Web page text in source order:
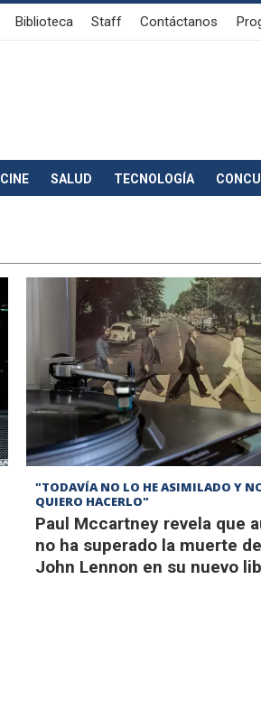
Biblioteca Staff Contáctanos
CINE SALUD TECNOLOGÍA
"TODAVÍA NO LO HE ASIMILADO Y
QUIERO HACERLO"
Paul Mccartney revela que
no ha superado la muerte de
John Lennon en su nuevo